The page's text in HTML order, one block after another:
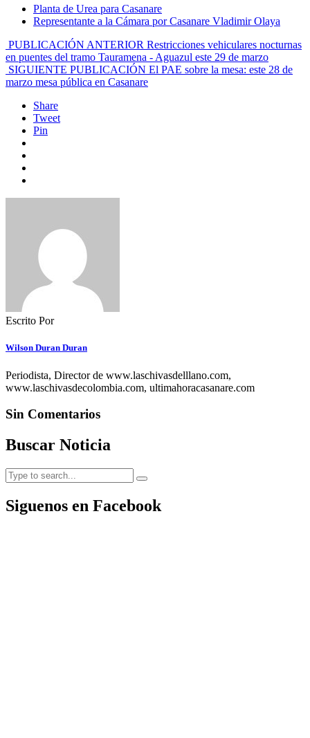
Planta de Urea para Casanare
Representante a la Cámara por Casanare Vladimir Olaya
PUBLICACIÓN ANTERIOR Restricciones vehiculares nocturnas
en puentes del tramo Tauramena - Aguazul este 29 de marzo
SIGUIENTE PUBLICACIÓN El PAE sobre la mesa: este 28 de
marzo mesa pública en Casanare
Share
Tweet
Pin
Escrito Por
Wilson Duran Duran
Periodista, Director de www.laschivasdelllano.com,
www.laschivasdecolombia.com, ultimahoracasanare.com
Sin Comentarios
Buscar Noticia
Siguenos en Facebook